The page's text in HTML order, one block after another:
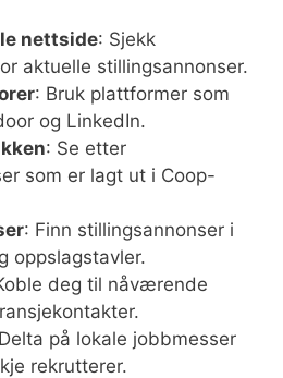
nettside: Sjekk
aktuelle stillingsannonser.
: Bruk plattformer som
og LinkedIn.
: Se etter
som er lagt ut i Coop-
: Finn stillingsannonser i
oppslagstavler.
deg til nåværende
på lokale jobbmesser
rekrutterer.